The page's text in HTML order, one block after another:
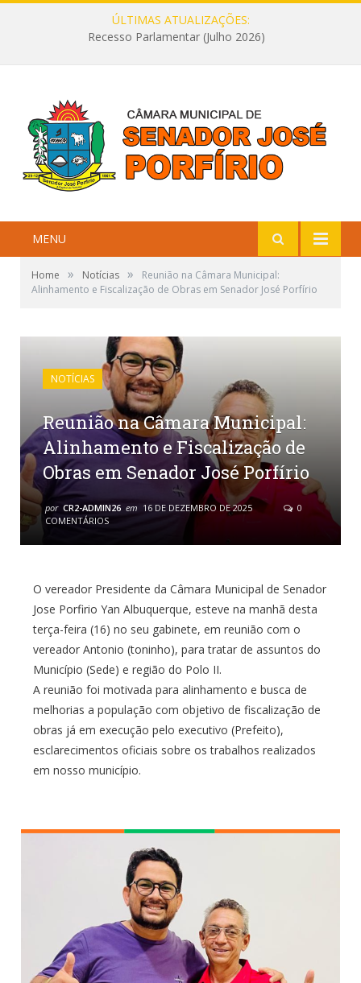
ÚLTIMAS ATUALIZAÇÕES:
Recesso Parlamentar (Julho 2026)
MENU
Home » Notícias »
Reunião na Câmara Municipal:
Alinhamento e Fiscalização de Obras em Senador José Porfírio
NOTÍCIAS
Reunião na Câmara Municipal:
Alinhamento e Fiscalização de
Obras em Senador José Porfírio
por CR2-ADMIN26 em 16 DE DEZEMBRO DE 2025
0
COMENTÁRIOS
O vereador Presidente da Câmara Municipal de Senador
Jose Porfirio Yan Albuquerque, esteve na manhã desta
terça-feira (16) no seu gabinete, em reunião com o
vereador Antonio (toninho), para tratar de assuntos do
Município (Sede) e região do Polo II.
A reunião foi motivada para alinhamento e busca de
melhorias a população com objetivo de fiscalização de
obras já em execução pelo executivo (Prefeito),
esclarecimentos oficiais sobre os trabalhos realizados
em nosso município.